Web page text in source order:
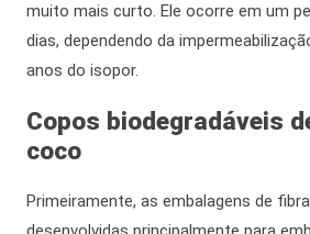
muito mais curto. Ele ocorre em um
dias, dependendo da
anos do isopor.
Copos biodegradáveis
coco
Primeiramente, as embalagens de